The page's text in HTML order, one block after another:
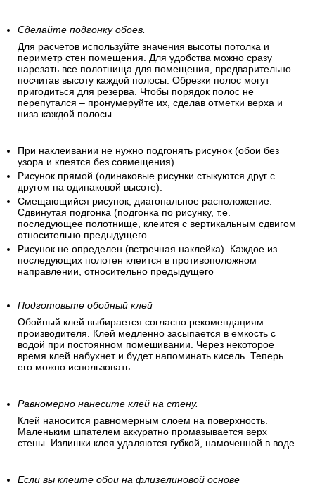
Сделайте подгонку обоев.
Для расчетов используйте значения высоты потолка и
периметр стен помещения. Для удобства можно сразу
нарезать все полотнища для помещения, предварительно
посчитав высоту каждой полосы. Обрезки полос могут
пригодиться для резерва. Чтобы порядок полос не
перепутался – пронумеруйте их, сделав отметки верха и
низа каждой полосы.
При наклеивании не нужно подгонять рисунок (обои без
узора и клеятся без совмещения).
Рисунок прямой (одинаковые рисунки стыкуются друг с
другом на одинаковой высоте).
Смещающийся рисунок, диагональное расположение.
Сдвинутая подгонка (подгонка по рисунку, т.е.
последующее полотнище, клеится с вертикальным сдвигом
относительно предыдущего
Рисунок не определен (встречная наклейка). Каждое из
последующих полотен клеится в противоположном
направлении, относительно предыдущего
Подготовьте обойный клей
Обойный клей выбирается согласно рекомендациям
производителя. Клей медленно засыпается в емкость с
водой при постоянном помешивании. Через некоторое
время клей набухнет и будет напоминать кисель. Теперь
его можно использовать.
Равномерно нанесите клей на стену.
Клей наносится равномерным слоем на поверхность.
Маленьким шпателем аккуратно промазывается верх
стены. Излишки клея удаляются губкой, намоченной в воде.
Если вы клеите обои на флизелиновой основе